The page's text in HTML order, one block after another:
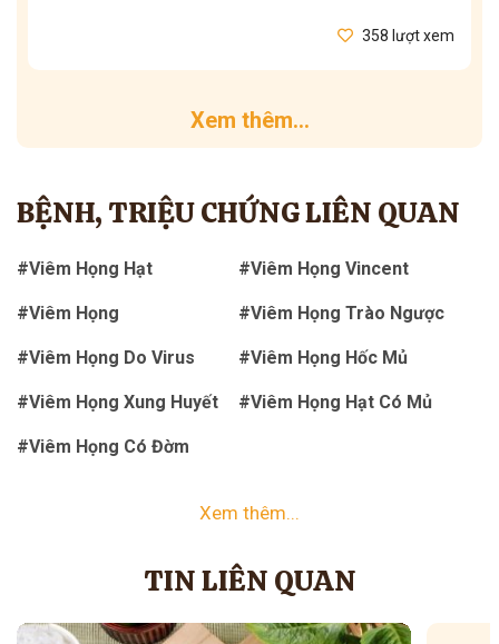
358 lượt xem
Xem thêm...
BỆNH, TRIỆU CHỨNG LIÊN QUAN
#Viêm Họng Hạt #Viêm Họng Vincent
#Viêm Họng #Viêm Họng Trào Ngược
#Viêm Họng Do Virus #Viêm Họng Hốc Mủ
#Viêm Họng Xung Huyết #Viêm Họng Hạt Có Mủ
#Viêm Họng Có Đờm
Xem thêm...
TIN LIÊN QUAN